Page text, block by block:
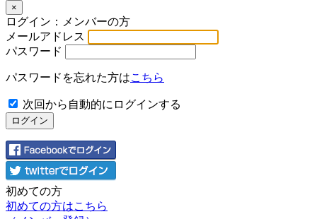
×
ログイン：メンバーの方
メールアドレス
パスワード
パスワードを忘れた方はこちら
次回から自動的にログインする
初めての方
初めての方はこちら